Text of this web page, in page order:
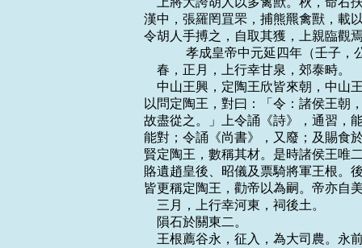
漢中，張羅罔罝罘，捕熊羆禽獸，載
令胡人手搏之，自取其獲，上親臨觀
　　 孝成皇帝中元延四年（壬子，
    春，正月，上行幸甘泉，郊泰畤。
中山王興，定陶王欣皆來朝，中
以問定陶王，對曰：「令：諸侯王朝
故盡從之。」上令誦《詩》，通習，
能對；令誦《尚書》，又廢；及賜食
賢定陶王，數稱其材。是時諸侯王唯
賂遺趙皇後、昭儀及票騎將軍王根。
皆更稱定陶王，勸帝以為嗣。帝亦自
    三月，上行幸河東，祠後土。
    隕石於關東二。
王根薦谷永，征入，為大司農。